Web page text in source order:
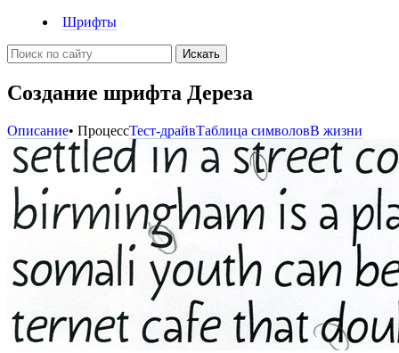
Шрифты
Искать
Создание шрифта Дереза
Описание• ПроцессТест-драйвТаблица символовВ жизни